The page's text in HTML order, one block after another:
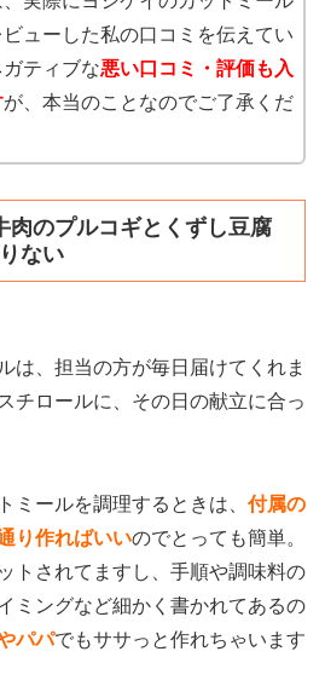
ューした私の口コミを伝えてい
ティブな悪い口コミ・評価も入
が、本当のことなのでご了承くだ
肉のプルコギとくずし豆腐
ない
は、担当の方が毎日届けてくれま
チロールに、その日の献立に合っ
ミールを調理するときは、 付属の
り作ればいいのでとっても簡単。
トされてますし、手順や調味料の
ミングなど細かく書かれてあるの
パパでもササっと作れちゃいます